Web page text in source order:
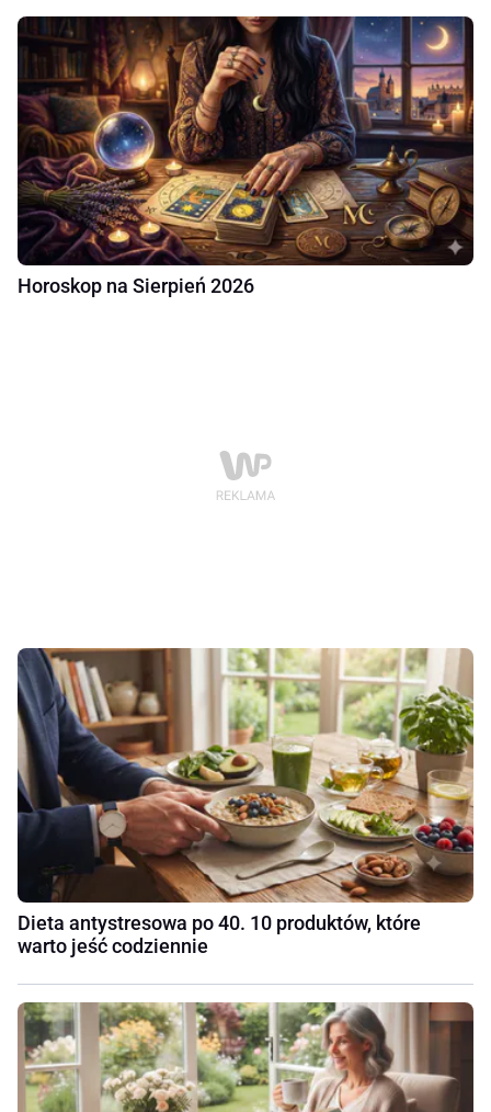
Horoskop na Sierpień 2026
Dieta antystresowa po 40. 10 produktów, które
warto jeść codziennie